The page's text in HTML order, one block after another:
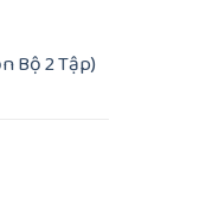
Bộ 2 Tập)